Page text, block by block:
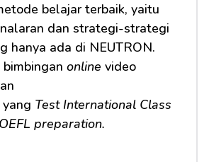
belajar terbaik, yaitu
dan strategi-strategi
hanya ada di NEUTRON.
online video
Test International Class
preparation.